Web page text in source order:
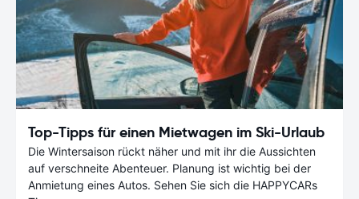
Top-Tipps für einen Mietwagen im Ski-Urlaub
Die Wintersaison rückt näher und mit ihr die Aussichten
auf verschneite Abenteuer. Planung ist wichtig bei der
Anmietung eines Autos. Sehen Sie sich die HAPPYCARs